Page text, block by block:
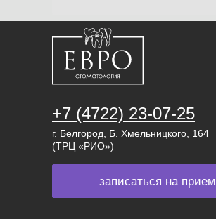
г. Белгород, Б. Хмельницкого, 164
(ТРЦ «РИО»)
+7 (4722) 23-07-25
записаться на прием